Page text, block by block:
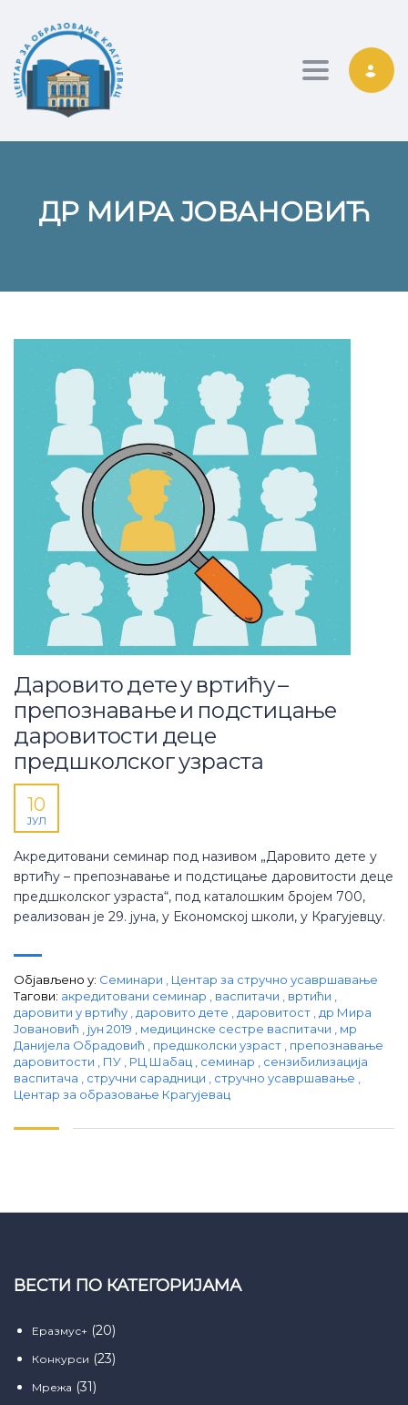
Toggle
ДР МИРА ЈОВАНОВИЋ
Даровито дете у вртићу –
препознавање и подстицање
даровитости деце
предшколског узраста
10
ЈУЛ
Акредитовани семинар под називом „Даровито дете у
вртићу – препознавање и подстицање даровитости деце
предшколског узраста“, под каталошким бројем 700,
реализован је 29. јуна, у Економској школи, у Крагујевцу.
Објављено у: Семинари
Центар за стручно усавршавање
Тагови: aкредитовани семинар васпитачи вртићи
даровити у вртићу
даровито дете даровитост
др Мира
Јовановић
јун 2019 медицинске сестре васпитачи
мр
Данијела Обрадовић
предшколски узраст
препознавање
даровитости
ПУ РЦ Шабац семинар
сензибилизација
васпитача
стручни сарадници стручно усавршавање
Центар за образовање Крагујевац
ВЕСТИ ПО КАТЕГОРИЈАМА
Еразмус+ (20)
Конкурси (23)
Мрежа (31)